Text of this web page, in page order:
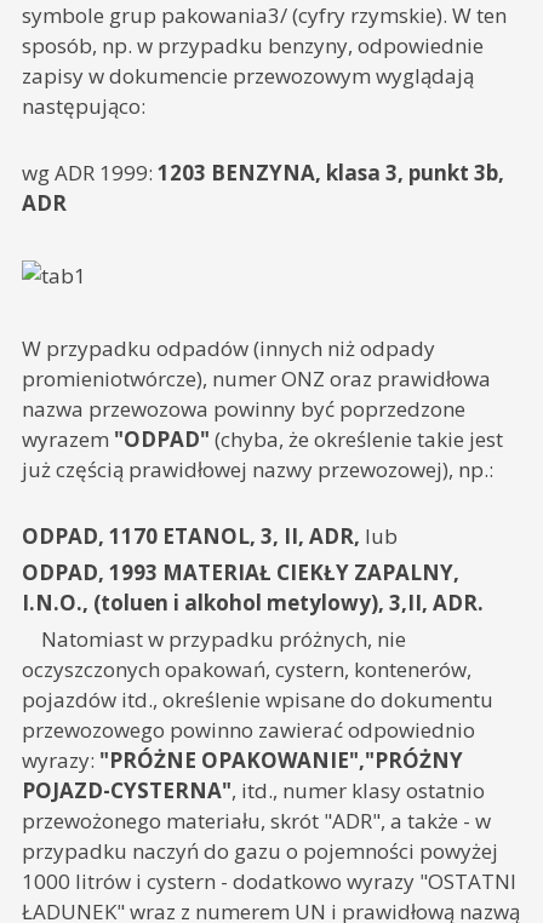
symbole grup pakowania3/ (cyfry rzymskie). W ten
sposób, np. w przypadku benzyny, odpowiednie
zapisy w dokumencie przewozowym wyglądają
następująco:
wg ADR 1999: 1203 BENZYNA, klasa 3, punkt 3b,
ADR
W przypadku odpadów (innych niż odpady
promieniotwórcze), numer ONZ oraz prawidłowa
nazwa przewozowa powinny być poprzedzone
wyrazem "ODPAD" (chyba, że określenie takie jest
już częścią prawidłowej nazwy przewozowej), np.:
ODPAD, 1170 ETANOL, 3, II, ADR, lub
ODPAD, 1993 MATERIAŁ CIEKŁY ZAPALNY,
I.N.O., (toluen i alkohol metylowy), 3,II, ADR.
Natomiast w przypadku próżnych, nie
oczyszczonych opakowań, cystern, kontenerów,
pojazdów itd., określenie wpisane do dokumentu
przewozowego powinno zawierać odpowiednio
wyrazy: "PRÓŻNE OPAKOWANIE","PRÓŻNY
POJAZD-CYSTERNA", itd., numer klasy ostatnio
przewożonego materiału, skrót "ADR", a także - w
przypadku naczyń do gazu o pojemności powyżej
1000 litrów i cystern - dodatkowo wyrazy "OSTATNI
ŁADUNEK" wraz z numerem UN i prawidłową nazwą